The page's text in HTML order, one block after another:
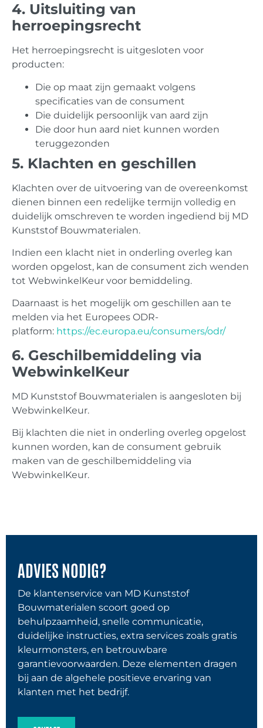
4. Uitsluiting van
herroepingsrecht
Het herroepingsrecht is uitgesloten voor
producten:
Die op maat zijn gemaakt volgens
specificaties van de consument
Die duidelijk persoonlijk van aard zijn
Die door hun aard niet kunnen worden
teruggezonden
5. Klachten en geschillen
Klachten over de uitvoering van de overeenkomst
dienen binnen een redelijke termijn volledig en
duidelijk omschreven te worden ingediend bij MD
Kunststof Bouwmaterialen.
Indien een klacht niet in onderling overleg kan
worden opgelost, kan de consument zich wenden
tot WebwinkelKeur voor bemiddeling.
Daarnaast is het mogelijk om geschillen aan te
melden via het Europees ODR-
platform: https://ec.europa.eu/consumers/odr/
6. Geschilbemiddeling via
WebwinkelKeur
MD Kunststof Bouwmaterialen is aangesloten bij
WebwinkelKeur.
Bij klachten die niet in onderling overleg opgelost
kunnen worden, kan de consument gebruik
maken van de geschilbemiddeling via
WebwinkelKeur.
ADVIES NODIG?
De klantenservice van MD Kunststof
Bouwmaterialen scoort goed op
behulpzaamheid, snelle communicatie,
duidelijke instructies, extra services zoals gratis
kleurmonsters, en betrouwbare
garantievoorwaarden. Deze elementen dragen
bij aan de algehele positieve ervaring van
klanten met het bedrijf.